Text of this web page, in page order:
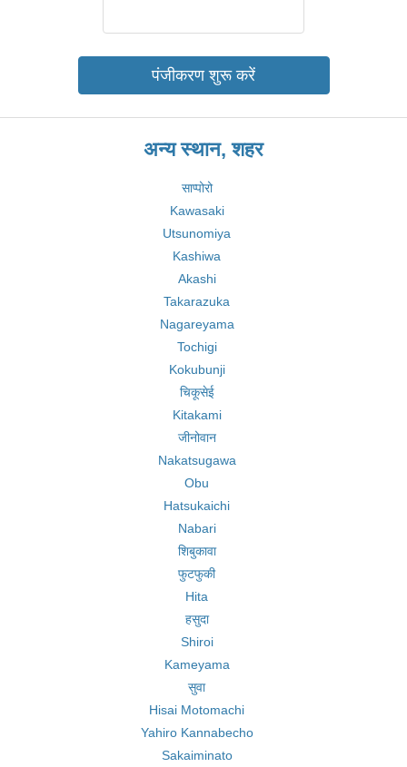
पंजीकरण शुरू करें
अन्य स्थान, शहर
साप्पोरो
Kawasaki
Utsunomiya
Kashiwa
Akashi
Takarazuka
Nagareyama
Tochigi
Kokubunji
चिकूसेई
Kitakami
जीनोवान
Nakatsugawa
Obu
Hatsukaichi
Nabari
शिबुकावा
फुटफुकी
Hita
हसुदा
Shiroi
Kameyama
सुवा
Hisai Motomachi
Yahiro Kannabecho
Sakaiminato